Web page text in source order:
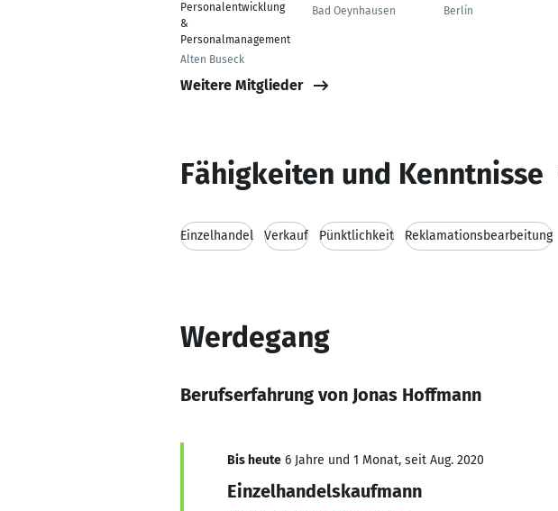
Personalentwicklung
&
Personalmanagement
Alten Buseck
Bad Oeynhausen
Berlin
Weitere Mitglieder
Fähigkeiten und Kenntnisse
Einzelhandel Verkauf Pünktlichkeit Reklamationsbearbeitung
Werdegang
Berufserfahrung von Jonas Hoffmann
Bis heute 6 Jahre und 1 Monat, seit Aug. 2020
Einzelhandelskaufmann